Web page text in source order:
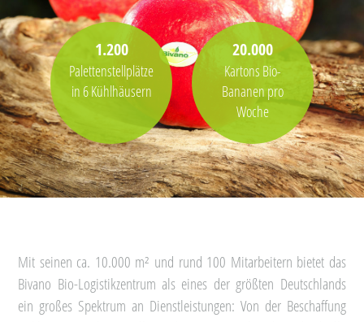
1.200
Palettenstellplätze
in 6 Kühlhäusern
20.000
Kartons Bio-
Bananen pro
Woche
Mit seinen ca. 10.000 m² und rund 100 Mitarbeitern bietet das
Bivano Bio-Logistikzentrum als eines der größten Deutschlands
ein großes Spektrum an Dienstleistungen: Von der Beschaffung